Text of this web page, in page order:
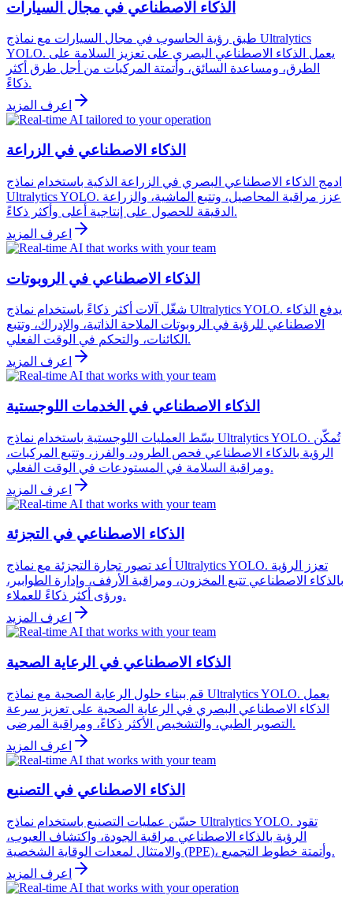
الذكاء الاصطناعي في مجال السيارات
طبق رؤية الحاسوب في مجال السيارات مع نماذج Ultralytics
YOLO. يعمل الذكاء الاصطناعي البصري على تعزيز السلامة على
الطرق، ومساعدة السائق، وأتمتة المركبات من أجل طرق أكثر
ذكاءً.
اعرف المزيد
الذكاء الاصطناعي في الزراعة
ادمج الذكاء الاصطناعي البصري في الزراعة الذكية باستخدام نماذج
Ultralytics YOLO. عزز مراقبة المحاصيل، وتتبع الماشية، والزراعة
الدقيقة للحصول على إنتاجية أعلى وأكثر ذكاءً.
اعرف المزيد
الذكاء الاصطناعي في الروبوتات
شغّل آلات أكثر ذكاءً باستخدام نماذج Ultralytics YOLO. يدفع الذكاء
الاصطناعي للرؤية في الروبوتات الملاحة الذاتية، والإدراك، وتتبع
الكائنات، والتحكم في الوقت الفعلي.
اعرف المزيد
الذكاء الاصطناعي في الخدمات اللوجستية
بسّط العمليات اللوجستية باستخدام نماذج Ultralytics YOLO. تُمكّن
الرؤية بالذكاء الاصطناعي فحص الطرود، والفرز، وتتبع المركبات،
ومراقبة السلامة في المستودعات في الوقت الفعلي.
اعرف المزيد
الذكاء الاصطناعي في التجزئة
أعد تصور تجارة التجزئة مع نماذج Ultralytics YOLO. تعزز الرؤية
بالذكاء الاصطناعي تتبع المخزون، ومراقبة الأرفف، وإدارة الطوابير،
ورؤى أكثر ذكاءً للعملاء.
اعرف المزيد
الذكاء الاصطناعي في الرعاية الصحية
قم ببناء حلول الرعاية الصحية مع نماذج Ultralytics YOLO. يعمل
الذكاء الاصطناعي البصري في الرعاية الصحية على تعزيز سرعة
التصوير الطبي، والتشخيص الأكثر ذكاءً، ومراقبة المرضى.
اعرف المزيد
الذكاء الاصطناعي في التصنيع
حسّن عمليات التصنيع باستخدام نماذج Ultralytics YOLO. تقود
الرؤية بالذكاء الاصطناعي مراقبة الجودة، واكتشاف العيوب،
والامتثال لمعدات الوقاية الشخصية (PPE)، وأتمتة خطوط التجميع.
اعرف المزيد